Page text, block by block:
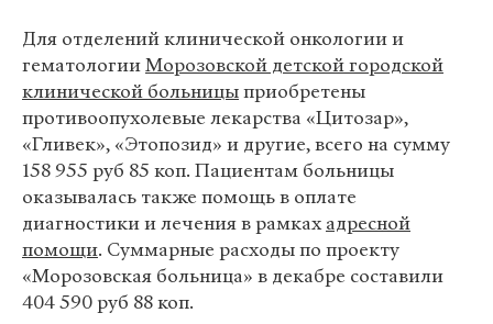
Для отделений клинической онкологии и
гематологииМорозовской детской городской
клинической больницыприобретены
противоопухолевые лекарства «Цитозар»,
«Гливек», «Этопозид» и другие, всего на сумму
158 955 руб 85 коп. Пациентам больницы
оказывалась также помощь в оплате
диагностики и лечения в рамкахадресной
помощи. Суммарные расходы по проекту
«Морозовская больница» в декабре составили
404 590 руб 88 коп.